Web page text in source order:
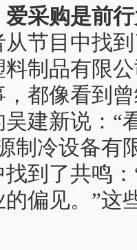
采购是前
节目中找
制品有限
都像看到
建新说：“
制冷设备有
到了共鸣
偏见。”这